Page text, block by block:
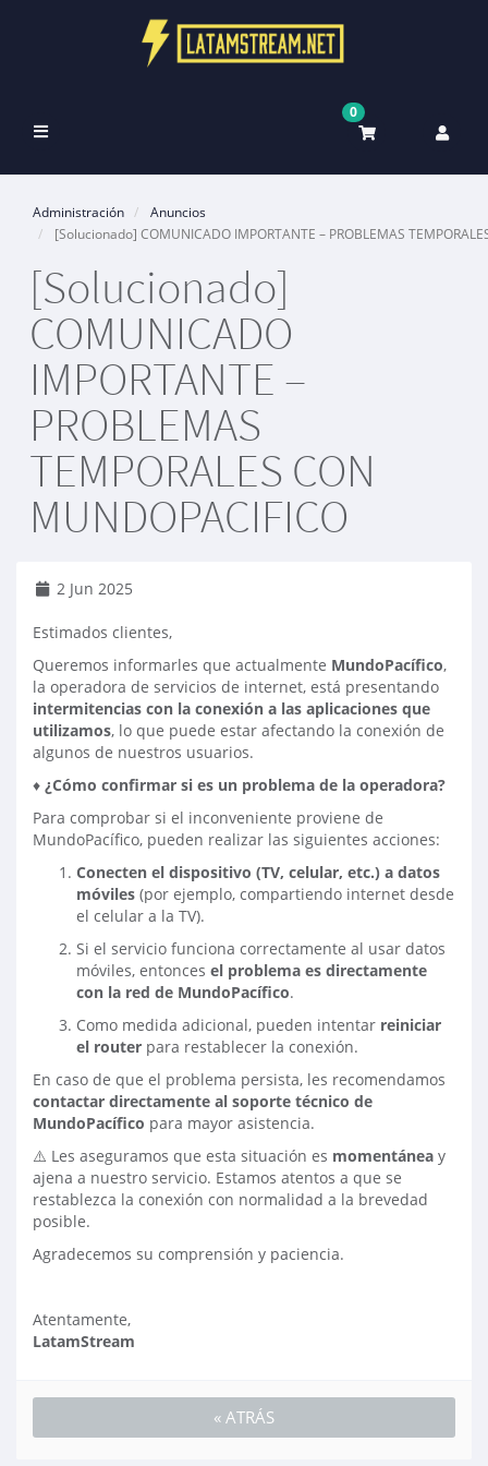
Alternar
0
Administración
Anuncios
[Solucionado] COMUNICADO IMPORTANTE – PROBLEMAS
[Solucionado]
COMUNICADO
IMPORTANTE –
PROBLEMAS
TEMPORALES CON
MUNDOPACIFICO
2 Jun 2025
Estimados clientes,
Queremos informarles que actualmente MundoPacífico,
la operadora de servicios de internet, está presentando
intermitencias con la conexión a las aplicaciones que
utilizamos, lo que puede estar afectando la conexión de
algunos de nuestros usuarios.
♦ ¿Cómo confirmar si es un problema de la operadora?
Para comprobar si el inconveniente proviene de
MundoPacífico, pueden realizar las siguientes acciones:
Conecten el dispositivo (TV, celular, etc.) a datos
móviles (por ejemplo, compartiendo internet desde
el celular a la TV).
Si el servicio funciona correctamente al usar datos
móviles, entonces el problema es directamente
con la red de MundoPacífico.
Como medida adicional, pueden intentar reiniciar
el router para restablecer la conexión.
En caso de que el problema persista, les recomendamos
contactar directamente al soporte técnico de
MundoPacífico para mayor asistencia.
⚠️ Les aseguramos que esta situación es momentánea y
ajena a nuestro servicio. Estamos atentos a que se
restablezca la conexión con normalidad a la brevedad
posible.
Agradecemos su comprensión y paciencia.
Atentamente,
LatamStream
« ATRÁS